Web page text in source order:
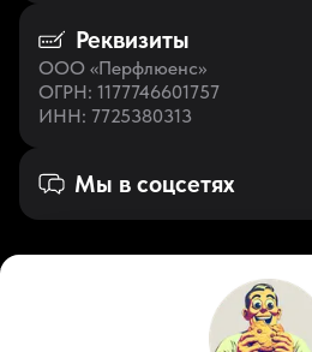
Реквизиты
ООО «Перфлюенс»
ОГРН: 1177746601757
ИНН: 7725380313
Мы в соцсетях